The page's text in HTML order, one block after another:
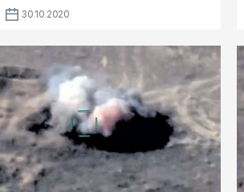
30.10.2020